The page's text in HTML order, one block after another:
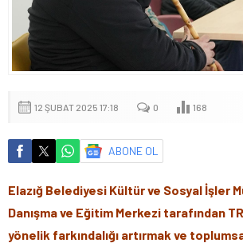
12 ŞUBAT 2025 17:18 0 168
ABONE OL
Elazığ Belediyesi Kültür ve Sosyal İşler
Danışma ve Eğitim Merkezi tarafından
yönelik farkındalığı artırmak ve